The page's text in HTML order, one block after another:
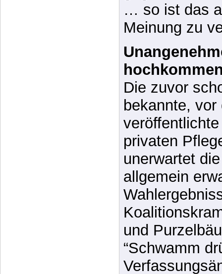
Die zuvor
bekannte,
veröffentlichte
privaten
unerwartet
allgemein
und
“Schwamm
und dem “es
die Folge.